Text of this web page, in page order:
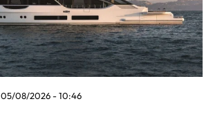
05/08/2026 - 10:46